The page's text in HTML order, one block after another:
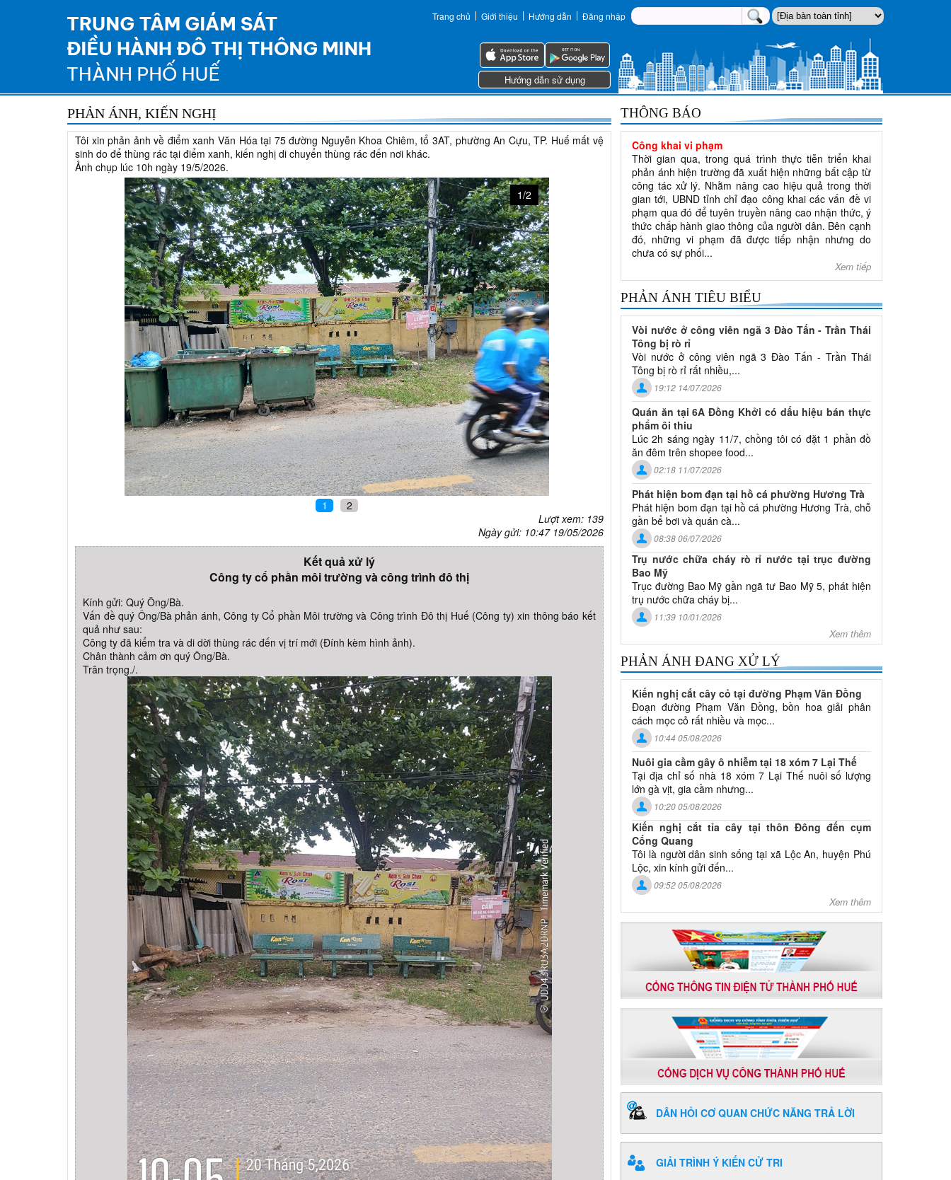
Trang chủ Giới thiệu Hướng dẫn Đăng nhập
Hướng dẫn sử dụng
PHẢN ÁNH, KIẾN NGHỊ
Tôi xin phản ảnh về điểm xanh Văn Hóa tại 75 đường Nguyễn Khoa Chiêm, tổ 3AT, phường An Cựu, TP. Huế mất vệ
sinh do để thùng rác tại điểm xanh, kiến nghị di chuyển thùng rác đến nơi khác.
Ảnh chụp lúc 10h ngày 19/5/2026.
1/2
1
2
Lượt xem: 139
Ngày gửi: 10:47 19/05/2026
Kết quả xử lý
Công ty cổ phần môi trường và công trình đô thị
Kính gửi: Quý Ông/Bà.
Vấn đề quý Ông/Bà phản ánh, Công ty Cổ phần Môi trường và Công trình Đô thị Huế (Công ty) xin thông báo kết
quả như sau:
Công ty đã kiểm tra và di dời thùng rác đến vị trí mới (Đính kèm hình ảnh).
Chân thành cảm ơn quý Ông/Bà.
Trân trọng./.
THÔNG BÁO
Công khai vi phạm
Thời gian qua, trong quá trình thực tiễn triển khai
phản ánh hiện trường đã xuất hiện những bất cập từ
công tác xử lý. Nhằm nâng cao hiệu quả trong thời
gian tới, UBND tỉnh chỉ đạo công khai các vấn đề vi
phạm qua đó để tuyên truyền nâng cao nhận thức, ý
thức chấp hành giao thông của người dân. Bên cạnh
đó, những vi phạm đã được tiếp nhận nhưng do
chưa có sự phối...
Xem tiếp
PHẢN ÁNH TIÊU BIỂU
Vòi nước ở công viên ngã 3 Đào Tấn - Trần Thái
Tông bị rò rỉ
Vòi nước ở công viên ngã 3 Đào Tấn - Trần Thái
Tông bị rò rỉ rất nhiều,...
19:12 14/07/2026
Quán ăn tại 6A Đồng Khởi có dấu hiệu bán thực
phẩm ôi thiu
Lúc 2h sáng ngày 11/7, chồng tôi có đặt 1 phần đồ
ăn đêm trên shopee food...
02:18 11/07/2026
Phát hiện bom đạn tại hồ cá phường Hương Trà
Phát hiện bom đạn tại hồ cá phường Hương Trà, chỗ
gần bể bơi và quán cà...
08:38 06/07/2026
Trụ nước chữa cháy rò rỉ nước tại trục đường
Bao Mỹ
Trục đường Bao Mỹ gần ngã tư Bao Mỹ 5, phát hiện
trụ nước chữa cháy bị...
11:39 10/01/2026
Xem thêm
PHẢN ÁNH ĐANG XỬ LÝ
Kiến nghị cắt cây cỏ tại đường Phạm Văn Đồng
Đoạn đường Phạm Văn Đồng, bồn hoa giải phân
cách mọc cỏ rất nhiều và mọc...
10:44 05/08/2026
Nuôi gia cầm gây ô nhiễm tại 18 xóm 7 Lại Thế
Tại địa chỉ số nhà 18 xóm 7 Lại Thế nuôi số lượng
lớn gà vịt, gia cầm nhưng...
10:20 05/08/2026
Kiến nghị cắt tỉa cây tại thôn Đông đến cụm
Cống Quang
Tôi là người dân sinh sống tại xã Lộc An, huyện Phú
Lộc, xin kính gửi đến...
09:52 05/08/2026
Xem thêm
DÂN HỎI CƠ QUAN CHỨC NĂNG TRẢ LỜI
GIẢI TRÌNH Ý KIẾN CỬ TRI